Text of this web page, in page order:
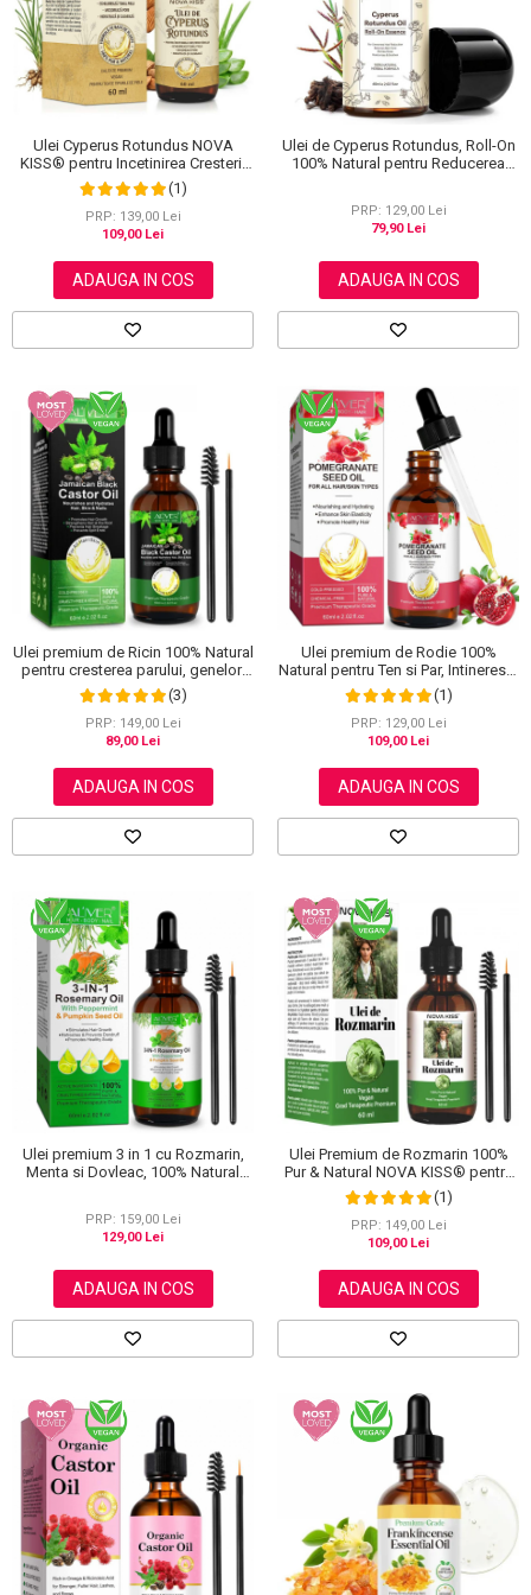
Scrub / Balsam de buze
Netestate pe Animale
Ulei Cyperus Rotundus NOVA
KISS® pentru Incetinirea Cresterii
Parului Nedorit, 100% Natural,
Premium, 60 ml
(1)
PRP: 139,00 Lei
109,00 Lei
ADAUGA IN COS
Ulei de Cyperus Rotundus, Roll-On
100% Natural pentru Reducerea
PRP: 129,00 Lei
79,90 Lei
ADAUGA IN COS
Ulei premium de Ricin 100% Natural
pentru cresterea parului, genelor,
sprancenelor si unghiilor, Aliver 60
ml
(3)
PRP: 149,00 Lei
89,00 Lei
ADAUGA IN COS
Ulei premium de Rodie 100%
Natural pentru Ten si Par, Intinereste
Pielea si Intareste Firul de Par, Efect
puternic antioxidant, Aliver 60 ml
(1)
PRP: 129,00 Lei
109,00 Lei
ADAUGA IN COS
Ulei premium 3 in 1 cu Rozmarin,
Menta si Dovleac, 100% Natural
PRP: 159,00 Lei
129,00 Lei
ADAUGA IN COS
Ulei Premium de Rozmarin 100%
Pur & Natural NOVA KISS® pentru
Cresterea Parului, Ingrijirea
scalpului, Pielii, Genelor si
Sprancenelor, 60 ml
(1)
PRP: 149,00 Lei
109,00 Lei
ADAUGA IN COS